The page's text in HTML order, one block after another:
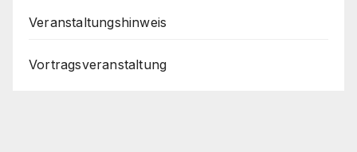
Veranstaltungshinweis
Vortragsveranstaltung